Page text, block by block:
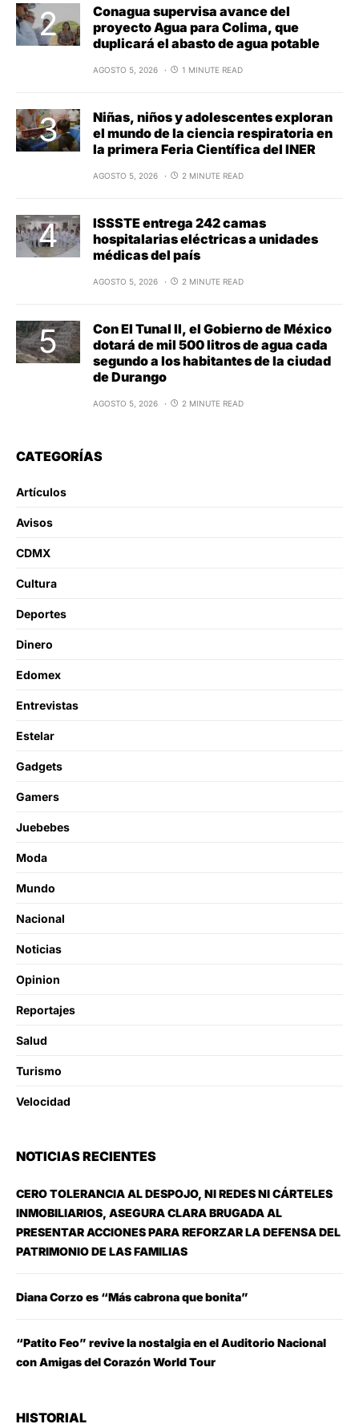
Conagua supervisa avance del
proyecto Agua para Colima, que
duplicará el abasto de agua potable
AGOSTO 5, 2026 1 MINUTE READ
Niñas, niños y adolescentes exploran
el mundo de la ciencia respiratoria en
la primera Feria Científica del INER
AGOSTO 5, 2026 2 MINUTE READ
ISSSTE entrega 242 camas
hospitalarias eléctricas a unidades
médicas del país
AGOSTO 5, 2026 2 MINUTE READ
Con El Tunal II, el Gobierno de México
dotará de mil 500 litros de agua cada
segundo a los habitantes de la ciudad
de Durango
AGOSTO 5, 2026 2 MINUTE READ
CATEGORÍAS
Artículos
Avisos
CDMX
Cultura
Deportes
Dinero
Edomex
Entrevistas
Estelar
Gadgets
Gamers
Juebebes
Moda
Mundo
Nacional
Noticias
Opinion
Reportajes
Salud
Turismo
Velocidad
NOTICIAS RECIENTES
CERO TOLERANCIA AL DESPOJO, NI REDES NI CÁRTELES
INMOBILIARIOS, ASEGURA CLARA BRUGADA AL
PRESENTAR ACCIONES PARA REFORZAR LA DEFENSA DEL
PATRIMONIO DE LAS FAMILIAS
Diana Corzo es “Más cabrona que bonita”
“Patito Feo” revive la nostalgia en el Auditorio Nacional
con Amigas del Corazón World Tour
HISTORIAL